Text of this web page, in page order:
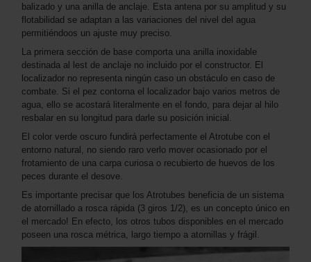
balizado y una anilla de anclaje. Esta antena por su amplitud y su
flotabilidad se adaptan a las variaciones del nivel del agua
permitiéndoos un ajuste muy preciso.
La primera sección de base comporta una anilla inoxidable
destinada al lest de anclaje no incluido por el constructor. El
localizador no representa ningún caso un obstáculo en caso de
combate. Si el pez contorna el localizador bajo varios metros de
agua, ello se acostará literalmente en el fondo, para dejar al hilo
resbalar en su longitud para darle su posición inicial.
El color verde oscuro fundirá perfectamente el Atrotube con el
entorno natural, no siendo raro verlo mover ocasionado por el
frotamiento de una carpa curiosa o recubierto de huevos de los
peces durante el desove.
Es importante precisar que los Atrotubes beneficia de un sistema
de atornillado a rosca rápida (3 giros 1/2), es un concepto único en
el mercado! En efecto, los otros tubos disponibles en el mercado
poseen una rosca métrica, largo tiempo a atornillas y frágil.